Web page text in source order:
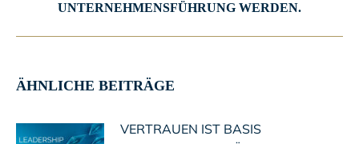
Beitrag:
UNTERNEHMENSFÜHRUNG WERDEN.
ÄHNLICHE BEITRÄGE
VERTRAUEN IST BASIS